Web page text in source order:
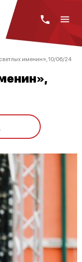
именин», 10/06/24